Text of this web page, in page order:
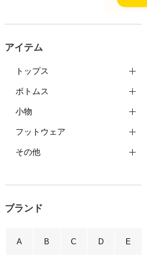
アイテム
トップス
ボトムス
小物
フットウェア
その他
ブランド
A B C D E